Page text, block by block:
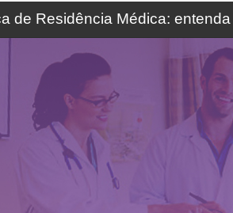
de Residência Médica: